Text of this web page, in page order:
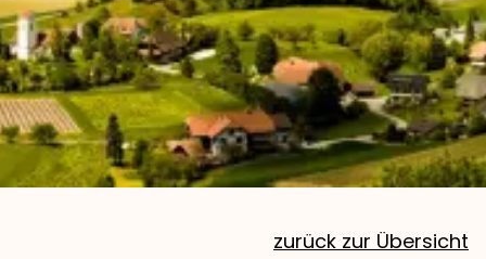
zurück zur Übersicht